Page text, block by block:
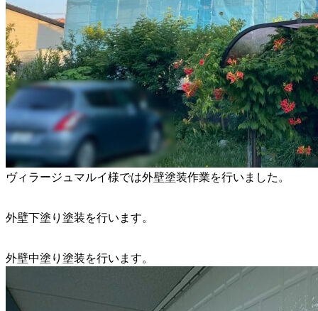
ヴィラージュマルイ様では外壁塗装作業を行いました。
外壁下塗り塗装を行います。
外壁中塗り塗装を行います。